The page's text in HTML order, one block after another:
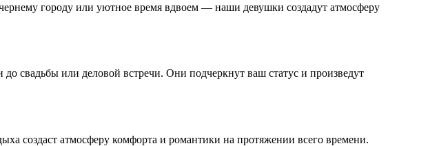
городу или уютное время вдвоем — наши девушки создадут атмосферу
свадьбы или деловой встречи. Они подчеркнут ваш статус и произведут
создаст атмосферу комфорта и романтики на протяжении всего времени.